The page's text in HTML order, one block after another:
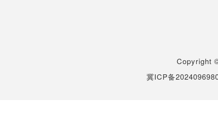
Copyright
冀ICP备